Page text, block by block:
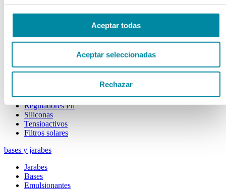
Aceptar todas
Aceptar seleccionadas
Rechazar
Vitaminas
Principios Activos Cosméticos
Principios Activos Farmacéuticos Especiales
Colorantes
Disolventes
Reguladores Ph
Siliconas
Tensioactivos
Filtros solares
bases y jarabes
Jarabes
Bases
Emulsionantes